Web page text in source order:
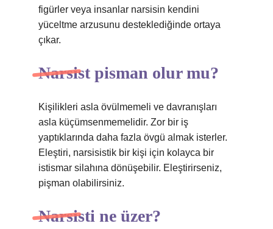
figürler veya insanlar narsisin kendini
yüceltme arzusunu desteklediğinde ortaya
çıkar.
Narsist pisman olur mu?
Kişilikleri asla övülmemeli ve davranışları
asla küçümsenmemelidir. Zor bir iş
yaptıklarında daha fazla övgü almak isterler.
Eleştiri, narsisistik bir kişi için kolayca bir
istismar silahına dönüşebilir. Eleştirirseniz,
pişman olabilirsiniz.
Narsisti ne üzer?